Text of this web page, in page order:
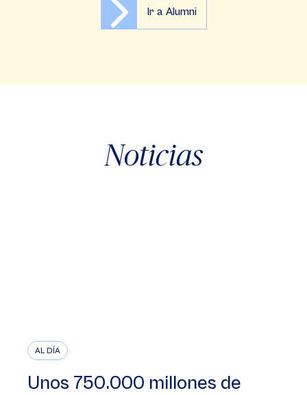
Ir a Alumni
Noticias
AL DÍA
Unos 750.000 millones de